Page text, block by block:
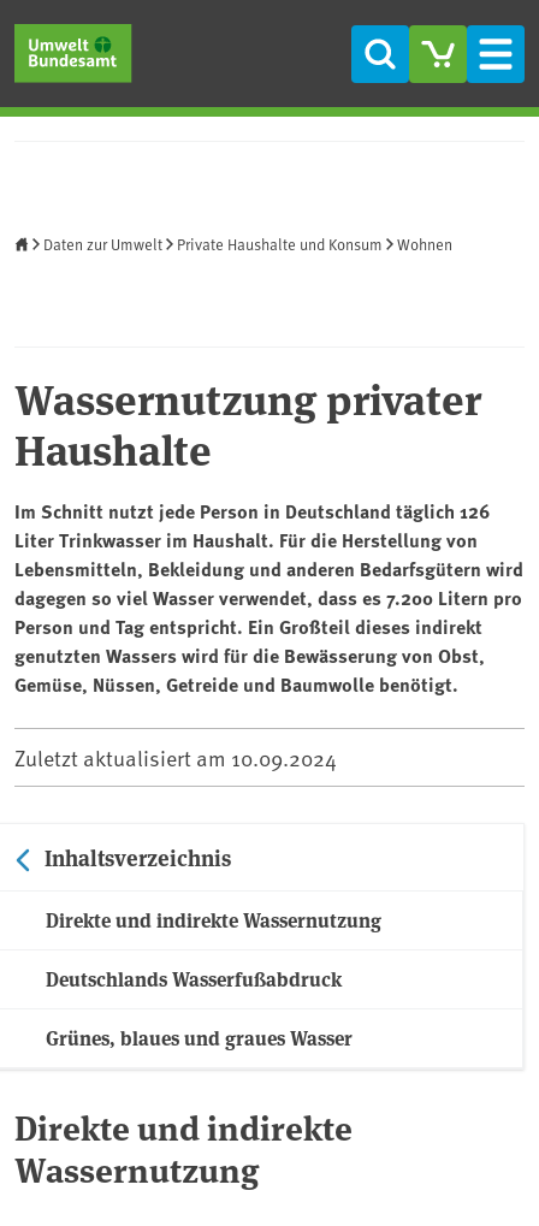
Suche
Daten zur Umwelt Private Haushalte und Konsum Wohnen
Wassernutzung privater
Haushalte
Im Schnitt nutzt jede Person in Deutschland täglich 126
Liter Trinkwasser im Haushalt. Für die Herstellung von
Lebensmitteln, Bekleidung und anderen Bedarfsgütern wird
dagegen so viel Wasser verwendet, dass es 7.200 Litern pro
Person und Tag entspricht. Ein Großteil dieses indirekt
genutzten Wassers wird für die Bewässerung von Obst,
Gemüse, Nüssen, Getreide und Baumwolle benötigt.
Zuletzt aktualisiert am 10.09.2024
Inhaltsverzeichnis
Direkte und indirekte Wassernutzung
Deutschlands Wasserfußabdruck
Grünes, blaues und graues Wasser
Direkte und indirekte
Wassernutzung